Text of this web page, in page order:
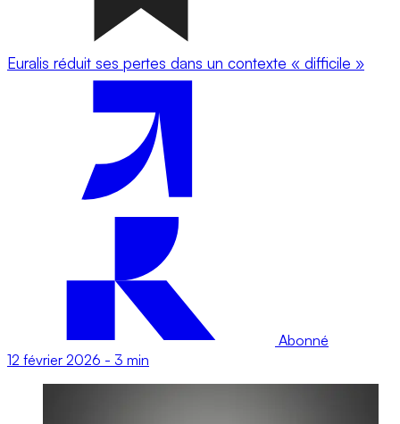
Euralis réduit ses pertes dans un contexte « difficile »
Abonné
12 février 2026 - 3 min